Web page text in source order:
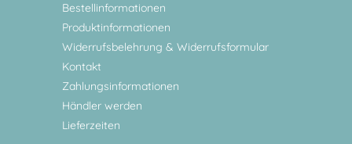
Bestellinformationen
Produktinformationen
Widerrufsbelehrung & Widerrufsformular
Kontakt
Zahlungsinformationen
Händler werden
Lieferzeiten